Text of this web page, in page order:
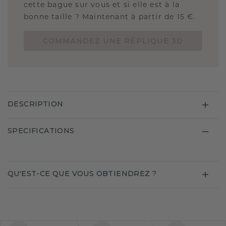
cette bague sur vous et si elle est à la
bonne taille ? Maintenant à partir de 15 €.
DESCRIPTION
SPECIFICATIONS
QU'EST-CE QUE VOUS OBTIENDREZ ?